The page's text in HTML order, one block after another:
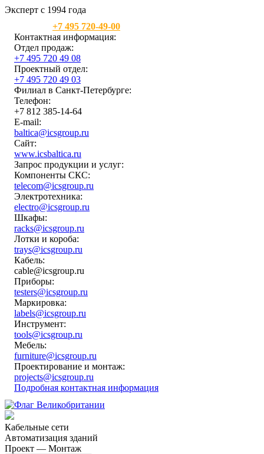
Эксперт с 1994 года
+7 495 720-49-00
Контактная информация:
Отдел продаж:
+7 495 720 49 08
Проектный отдел:
+7 495 720 49 03
Филиал в Санкт-Петербурге:
Телефон:
+7 812 385-14-64
E-mail:
baltica@icsgroup.ru
Сайт:
www.icsbaltica.ru
Запрос продукции и услуг:
Компоненты СКС:
telecom@icsgroup.ru
Электротехника:
electro@icsgroup.ru
Шкафы:
racks@icsgroup.ru
Лотки и короба:
trays@icsgroup.ru
Кабель:
cable@icsgroup.ru
Приборы:
testers@icsgroup.ru
Маркировка:
labels@icsgroup.ru
Инструмент:
tools@icsgroup.ru
Мебель:
furniture@icsgroup.ru
Проектирование и монтаж:
projects@icsgroup.ru
Подробная контактная информация
Кабельные сети
Автоматизация зданий
Проект — Монтаж